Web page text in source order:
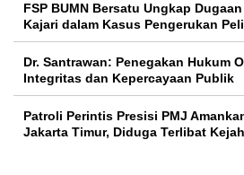
FSP BUMN Bersatu Ungkap
Kajari dalam Kasus Pengerukan
Dr. Santrawan: Penegakan Hukum
Integritas dan Kepercayaan Publik
Patroli Perintis Presisi PMJ
Jakarta Timur, Diduga Terlibat